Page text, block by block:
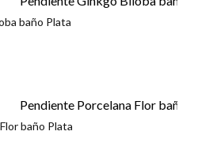
baño Plata
baño Plata